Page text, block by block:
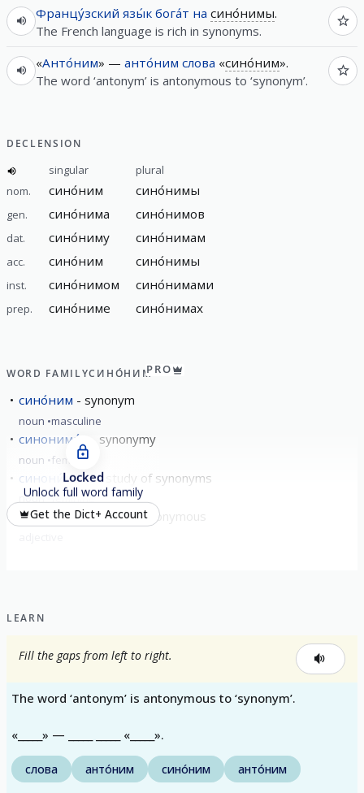
Францу́зский язы́к бога́т на сино́нимы.
The French language is rich in synonyms.
«Анто́ним» — анто́ним слова «сино́ним».
The word ‘antonym’ is antonymous to ‘synonym’.
DECLENSION
singular
plural
nom.
сино́ним сино́нимы
gen. сино́нима сино́нимов
dat. сино́ниму сино́нимам
acc. сино́ним сино́нимы
inst. сино́нимом сино́нимами
prep. сино́ниме сино́нимах
WORD FAMILYСИНО́НИМPRO
сино́ним synonym
noun masculine
синоними́я synonymy
noun feminine
синони́мика study of synonyms
noun feminine
синоними́ческий synonymous
Locked
Unlock full word family
Get the Dict+ Account
LEARN
Fill the gaps from left to right.
The word ‘antonym’ is antonymous to ‘synonym’.
«_____» — _____ _____ «_____».
слова анто́ним сино́ним анто́ним